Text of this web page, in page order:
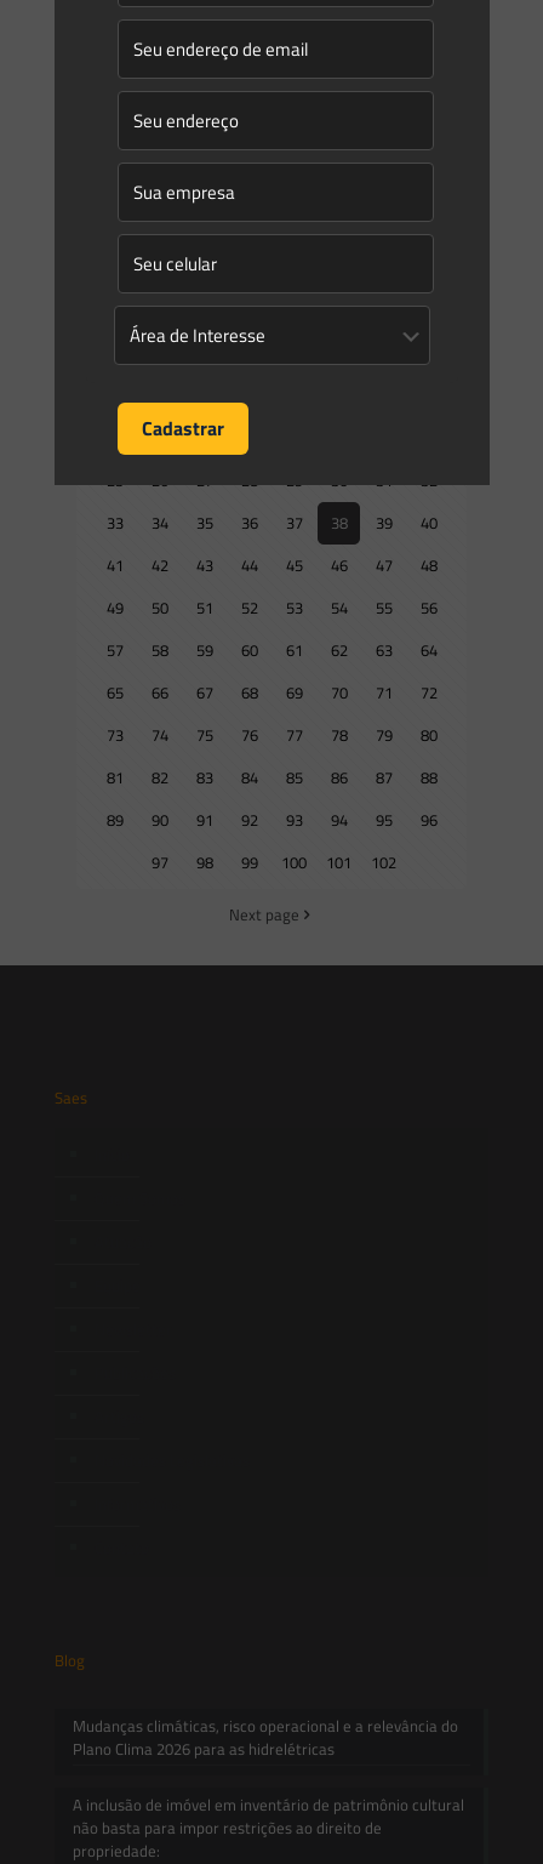
Novidades | Âmbito Estadual: Espirito Santo
DECRETO No 5.238-R, DE 25 DE NOVEMBRO DE 2022
Declara as espécies da flora silvestres ameaçadas de
extinção no Estado do Espirito Santo e dá outras
18 19
25
26 27 28 29 30 31
32
33
34 35 36 37 38 39
40
41
42 43 44 45 46 47
48
49
50 51 52 53 54 55
56
57
58 59 60 61 62 63
64
65
66 67 68 69 70 71
72
73
74 75 76 77 78 79
80
81
82 83 84 85 86 87
88
89
90 91 92 93 94 95
96
97
98 99 100 101 102
Next page
Saes
Blog
Mudanças climáticas, risco operacional e a relevância do
Plano Clima 2026 para as hidrelétricas
A inclusão de imóvel em inventário de patrimônio cultural
não basta para impor restrições ao direito de
propriedade: